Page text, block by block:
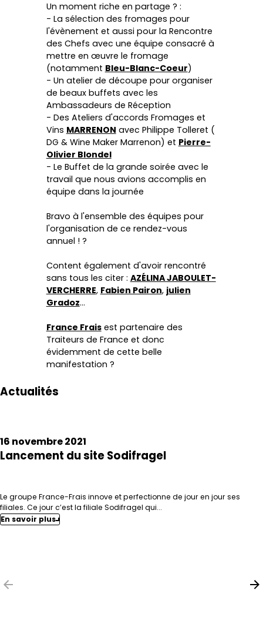
Un moment riche en partage ? :
- La sélection des fromages pour
l'évènement et aussi pour la Rencontre
des Chefs avec une équipe consacré à
mettre en œuvre le fromage
(notamment Bleu-Blanc-Coeur)
- Un atelier de découpe pour organiser
de beaux buffets avec les
Ambassadeurs de Réception
- Des Ateliers d'accords Fromages et
Vins MARRENON avec Philippe Tolleret (
DG & Wine Maker Marrenon) et Pierre-
Olivier Blondel
- Le Buffet de la grande soirée avec le
travail que nous avions accomplis en
équipe dans la journée
Bravo à l'ensemble des équipes pour
l'organisation de ce rendez-vous
annuel ! ?
Content également d'avoir rencontré
sans tous les citer : AZÉLINA JABOULET-
VERCHERRE, Fabien Pairon, julien
Gradoz...
France Fraisest partenaire des
Traiteurs de France et donc
évidemment de cette belle
manifestation ?
Actualités
Lancement du site Sodifragel
16 novembre 2021
Le groupe France-Frais innove et perfectionne de jour en jour ses
filiales. Ce jour c’est la filiale Sodifragel qui...
En savoir plus